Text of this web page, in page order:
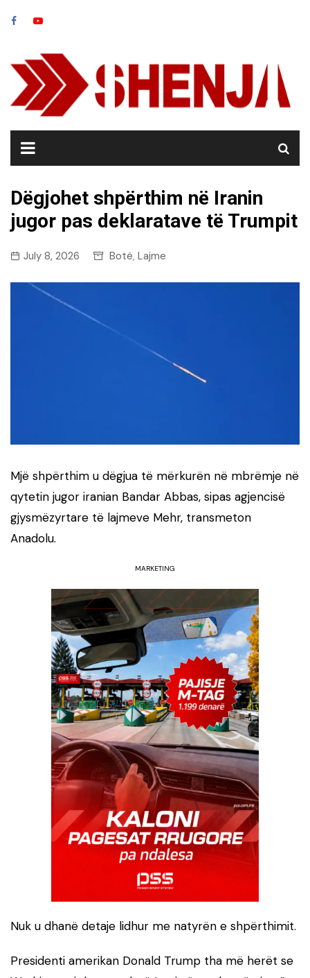
Dëgjohet shpërthim në Iranin
jugor pas deklaratave të Trumpit
July 8, 2026 Botë, Lajme
Mjë shpërthim u dëgjua të mërkurën në mbrëmje në
qytetin jugor iranian Bandar Abbas, sipas agjencisë
gjysmëzyrtare të lajmeve Mehr, transmeton
Anadolu.
MARKETING
Nuk u dhanë detaje lidhur me natyrën e shpërthimit.
Presidenti amerikan Donald Trump tha më herët se